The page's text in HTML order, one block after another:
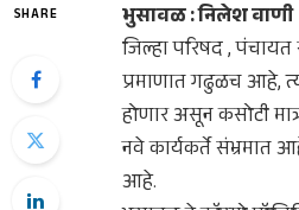
SHARE
भुसावळ : निलेश वाणी
जिल्हा परिषद ,
प्रमाणात गढुळच आहे,
होणार असून कसोटी
नवे कार्यकर्ते संभ्रमात
आहे.